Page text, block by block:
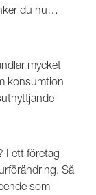
du nu…
mycket
konsumtion
I ett företag
Så
som